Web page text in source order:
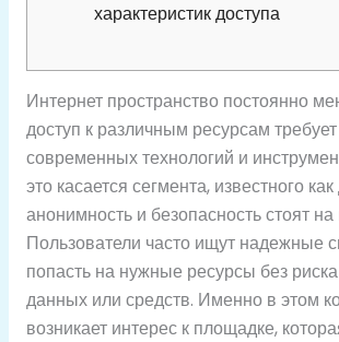
характеристик доступа
Интернет пространство постоянно
доступ к различным ресурсам
современных технологий и
это касается сегмента, известного как
анонимность и безопасность стоят
Пользователи часто ищут надежные
попасть на нужные ресурсы без
данных или средств. Именно в этом
возникает интерес к площадке,